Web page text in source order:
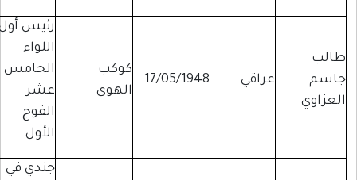
رئيس أول
اللواء
الخامس
عشر
الفوج
الأول
كوكب
الهوى
17/05/1948 عراقي
طالب
جاسم
العزاوي
جندي في